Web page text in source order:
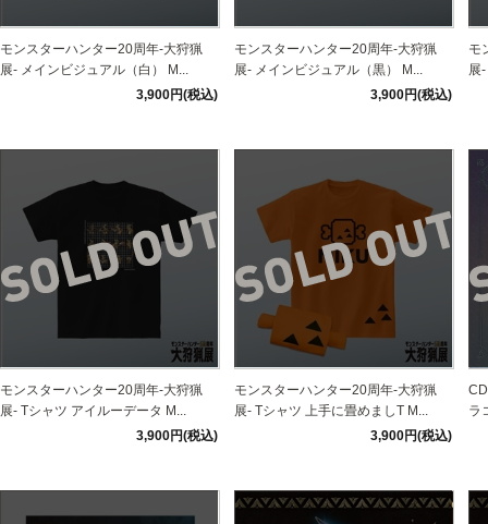
モンスターハンター20周年-大狩猟
展- メインビジュアル（白） M...
3,900円(税込)
モンスターハンター20周年-大狩猟
展- メインビジュアル（黒） M...
3,900円(税込)
モ
展
モンスターハンター20周年-大狩猟
展- Tシャツ アイルーデータ M...
3,900円(税込)
モンスターハンター20周年-大狩猟
展- Tシャツ 上手に畳めましT M...
3,900円(税込)
ラ